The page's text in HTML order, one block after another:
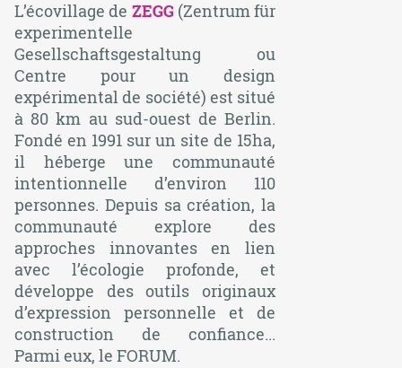
L’écovillage de ZEGG (Zentrum für
experimentelle
Gesellschaftsgestaltung ou
Centre pour un design
expérimental de société) est situé
à 80 km au sud-ouest de Berlin.
Fondé en 1991 sur un site de 15ha,
il héberge une communauté
intentionnelle d’environ 110
personnes. Depuis sa création, la
communauté explore des
approches innovantes en lien
avec l’écologie profonde, et
développe des outils originaux
d’expression personnelle et de
construction de confiance...
Parmi eux, le FORUM.